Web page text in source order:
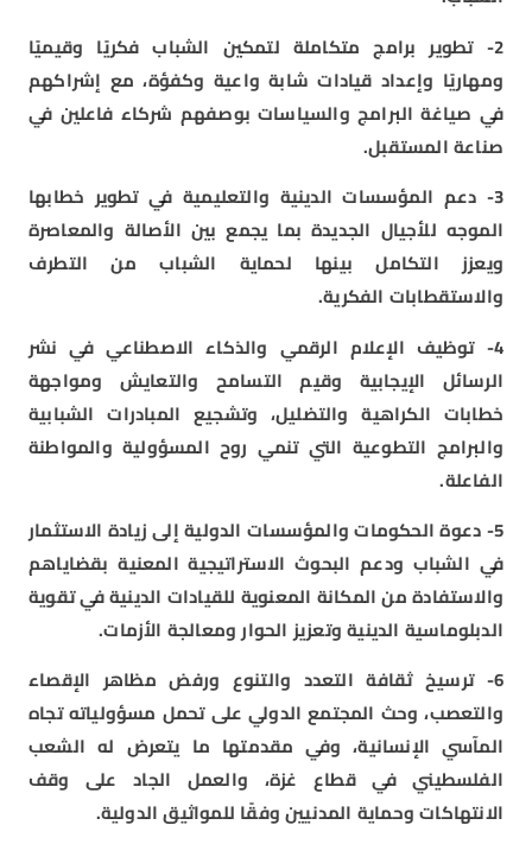
2- تطوير برامج متكاملة لتمكين الشباب فكريًا وقيميًا
ومهاريًا وإعداد قيادات شابة واعية وكفؤة، مع إشراكهم
في صياغة البرامج والسياسات بوصفهم شركاء فاعلين في
صناعة المستقبل.
3- دعم المؤسسات الدينية والتعليمية في تطوير خطابها
الموجه للأجيال الجديدة بما يجمع بين الأصالة والمعاصرة
ويعزز التكامل بينها لحماية الشباب من التطرف
والاستقطابات الفكرية.
4- توظيف الإعلام الرقمي والذكاء الاصطناعي في نشر
الرسائل الإيجابية وقيم التسامح والتعايش ومواجهة
خطابات الكراهية والتضليل، وتشجيع المبادرات الشبابية
والبرامج التطوعية التي تنمي روح المسؤولية والمواطنة
الفاعلة.
5- دعوة الحكومات والمؤسسات الدولية إلى زيادة الاستثمار
في الشباب ودعم البحوث الاستراتيجية المعنية بقضاياهم
والاستفادة من المكانة المعنوية للقيادات الدينية في تقوية
الدبلوماسية الدينية وتعزيز الحوار ومعالجة الأزمات.
6- ترسيخ ثقافة التعدد والتنوع ورفض مظاهر الإقصاء
والتعصب، وحث المجتمع الدولي على تحمل مسؤولياته تجاه
المآسي الإنسانية، وفي مقدمتها ما يتعرض له الشعب
الفلسطيني في قطاع غزة، والعمل الجاد على وقف
الانتهاكات وحماية المدنيين وفقًا للمواثيق الدولية.